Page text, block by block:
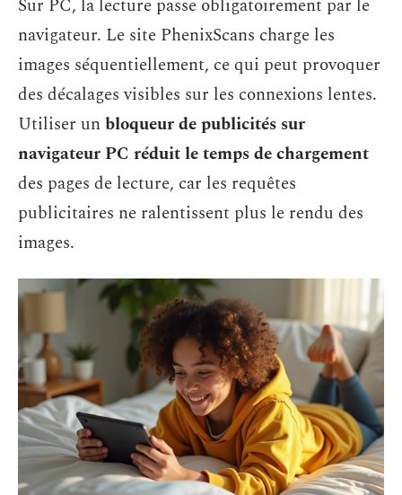
Sur PC, la lecture passe obligatoirement par le
navigateur. Le site PhenixScans charge les
images séquentiellement, ce qui peut provoquer
des décalages visibles sur les connexions lentes.
Utiliser unbloqueur de publicités sur
navigateur PC réduit le temps de chargement
des pages de lecture, car les requêtes
publicitaires ne ralentissent plus le rendu des
images.